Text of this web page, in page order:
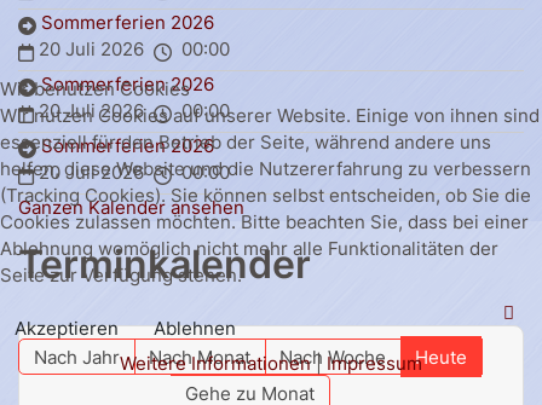
Sommerferien 2026
20 Juli 2026
00:00
Sommerferien 2026
20 Juli 2026
00:00
Sommerferien 2026
20 Juli 2026
00:00
Ganzen Kalender ansehen
Terminkalender
Nach Jahr Nach Monat Nach Woche
Heute
Gehe zu Monat
Wir benutzen Cookies
Wir nutzen Cookies auf unserer Website. Einige von ihnen sind
essenziell für den Betrieb der Seite, während andere uns
helfen, diese Website und die Nutzererfahrung zu verbessern
(Tracking Cookies). Sie können selbst entscheiden, ob Sie die
Cookies zulassen möchten. Bitte beachten Sie, dass bei einer
Ablehnung womöglich nicht mehr alle Funktionalitäten der
Seite zur Verfügung stehen.
Akzeptieren
Ablehnen
Weitere Informationen| Impressum